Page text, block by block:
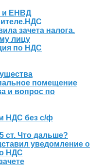
и ЕНВД
зачета налога.
лицу
по НДС
помещение
и вопрос по
НДС без с/ф
ст. Что дальше?
уведомление о
НДС